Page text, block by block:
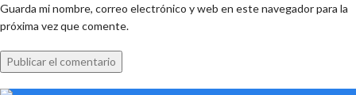
Guarda mi nombre, correo electrónico y web en este navegador para la
próxima vez que comente.